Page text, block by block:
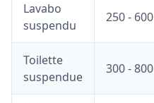
Lavabo
suspendu
250 - 600
Toilette
suspendue
300 - 800